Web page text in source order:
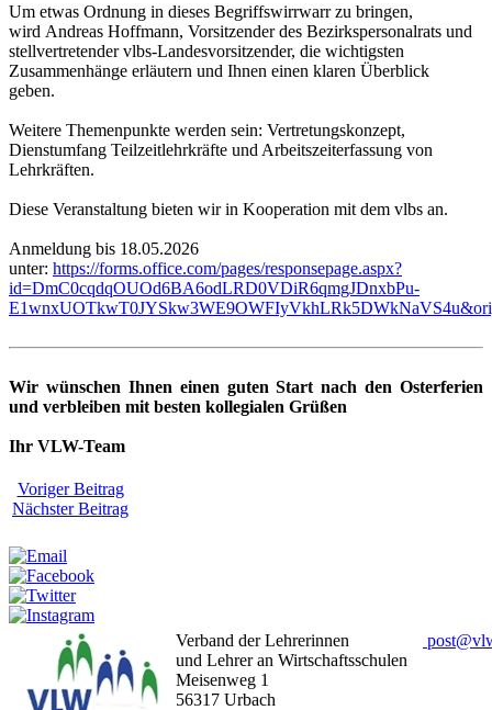
Um etwas Ordnung in dieses Begriffs­wirrwarr zu bringen,
wird Andreas Hoffmann, Vorsitzender des Bezirkspersonalrats und
stellvertretender vlbs-Landesvorsitzender, die wichtigsten
Zusammenhänge erläutern und Ihnen einen klaren Überblick
geben.
Weitere Themenpunkte werden sein: Vertretungskonzept,
Dienstumfang Teilzeitlehrkräfte und Arbeitszeiterfassung von
Lehrkräften.
Diese Veranstaltung bieten wir in Kooperation mit dem vlbs an.
Anmeldung bis 18.05.2026
unter: https://forms.office.com/pages/responsepage.aspx?
id=DmC0cqdqOUOd6BA6odLRD0VDiR6qmgJDnxbPu-
Wir wünschen Ihnen einen guten Start nach den Osterferien
und verbleiben mit besten kollegialen Grüßen
Ihr VLW-Team
Voriger Beitrag
Nächster Beitrag
Verband der Lehrerinnen
und Lehrer an Wirtschaftsschulen
Meisenweg 1
56317 Urbach
post@